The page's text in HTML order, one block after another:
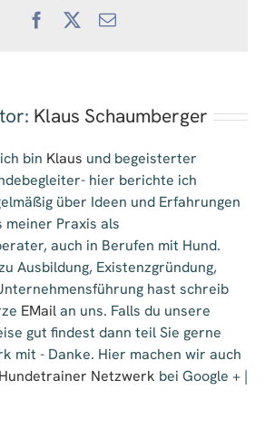
Facebook
X
E-
Klaus Schaumberger
bin Klaus und begeisterter
hier berichte ich
über Ideen und Erfahrungen
meiner Praxis als
auch in Berufen mit Hund.
Ausbildung, Existenzgründung,
hast schreib
EMailan uns. Falls du unsere
gut findest dann teil Sie gerne
mit - Danke. Hier machen wir auch
Hundetrainer Netzwerk bei Google + |